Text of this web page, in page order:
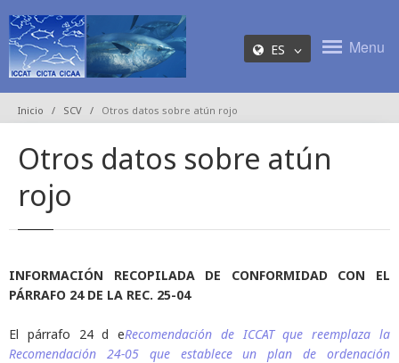
ES Menu
Inicio SCV Otros datos sobre atún rojo
Otros datos sobre atún
rojo
INFORMACIÓN RECOPILADA DE CONFORMIDAD CON EL
PÁRRAFO 24 DE LA REC. 25-04
El párrafo 24 d eRecomendación de ICCAT que reemplaza la
Recomendación 24-05 que establece un plan de ordenación